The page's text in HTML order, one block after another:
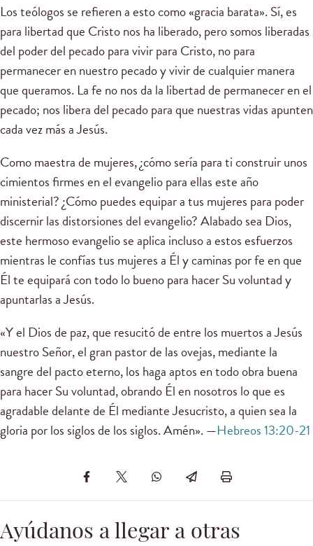
Los teólogos se refieren a esto como «gracia barata». Sí, es
para libertad que Cristo nos ha liberado, pero somos liberadas
del poder del pecado para vivir para Cristo, no para
permanecer en nuestro pecado y vivir de cualquier manera
que queramos. La fe no nos da la libertad de permanecer en el
pecado; nos libera del pecado para que nuestras vidas apunten
cada vez más a Jesús.
Como maestra de mujeres, ¿cómo sería para ti construir unos
cimientos firmes en el evangelio para ellas este año
ministerial? ¿Cómo puedes equipar a tus mujeres para poder
discernir las distorsiones del evangelio? Alabado sea Dios,
este hermoso evangelio se aplica incluso a estos esfuerzos
mientras le confías tus mujeres a Él y caminas por fe en que
Él te equipará con todo lo bueno para hacer Su voluntad y
apuntarlas a Jesús.
«Y el Dios de paz, que resucitó de entre los muertos a Jesús
nuestro Señor, el gran pastor de las ovejas, mediante la
sangre del pacto eterno, los haga aptos en todo obra buena
para hacer Su voluntad, obrando Él en nosotros lo que es
agradable delante de Él mediante Jesucristo, a quien sea la
gloria por los siglos de los siglos. Amén». —Hebreos 13:20-21
Ayúdanos a llegar a otras